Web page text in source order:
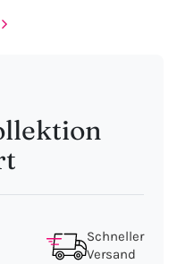
Schneller
Versand